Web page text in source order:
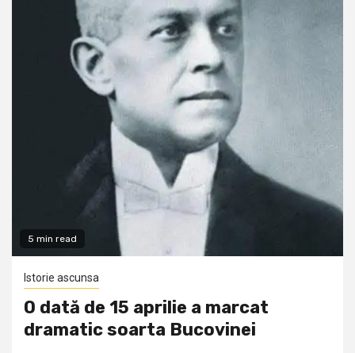
5 min read
Istorie ascunsa
O dată de 15 aprilie a marcat
dramatic soarta Bucovinei